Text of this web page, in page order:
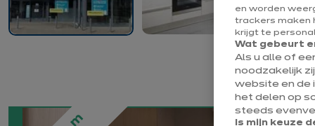
en worden
trackers maken
krijgt te
Wat gebeurt
Als u alle of
noodzakelijk
website en de
het delen op
steeds
Is mijn keuze